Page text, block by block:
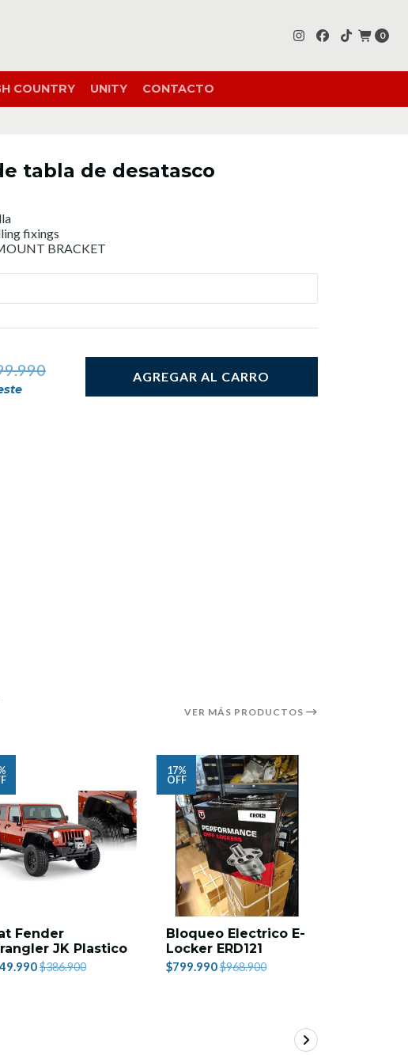
0
COUNTRY UNITY CONTACTO
tabla de desatasco
fixings
BRACKET
AGREGAR AL CARRO
VER MÁS PRODUCTOS
Fender
JK Plastico
$386.900
17%
OFF
Bloqueo Electrico E-
Locker ERD121
$799.990$968.900